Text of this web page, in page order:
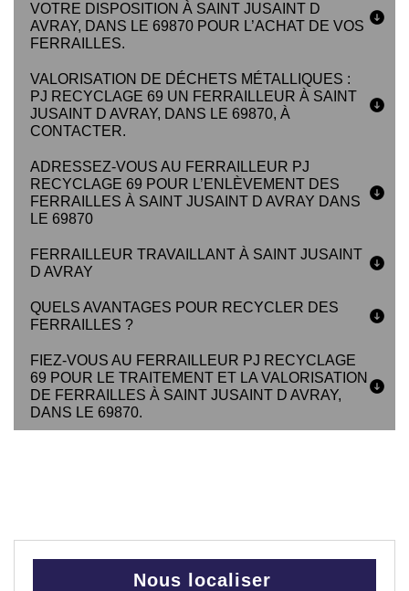
VOTRE DISPOSITION À SAINT JUSAINT D
AVRAY, DANS LE 69870 POUR L’ACHAT DE VOS
FERRAILLES.
VALORISATION DE DÉCHETS MÉTALLIQUES :
PJ RECYCLAGE 69 UN FERRAILLEUR À SAINT
JUSAINT D AVRAY, DANS LE 69870, À
CONTACTER.
ADRESSEZ-VOUS AU FERRAILLEUR PJ
RECYCLAGE 69 POUR L’ENLÈVEMENT DES
FERRAILLES À SAINT JUSAINT D AVRAY DANS
LE 69870
FERRAILLEUR TRAVAILLANT À SAINT JUSAINT
D AVRAY
QUELS AVANTAGES POUR RECYCLER DES
FERRAILLES ?
FIEZ-VOUS AU FERRAILLEUR PJ RECYCLAGE
69 POUR LE TRAITEMENT ET LA VALORISATION
DE FERRAILLES À SAINT JUSAINT D AVRAY,
DANS LE 69870.
Nous localiser